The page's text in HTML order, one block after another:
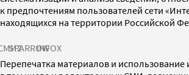
к предпочтениям пользователей сети
находящихся на территории Российской
SPARROWINFOX
Перепечатка материалов и